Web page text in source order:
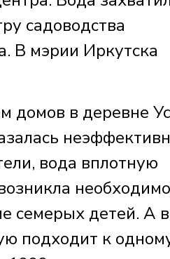
садоводства
В мэрии Иркутска
домов в деревне
вода вплотную
семерых детей. А в
подходит к